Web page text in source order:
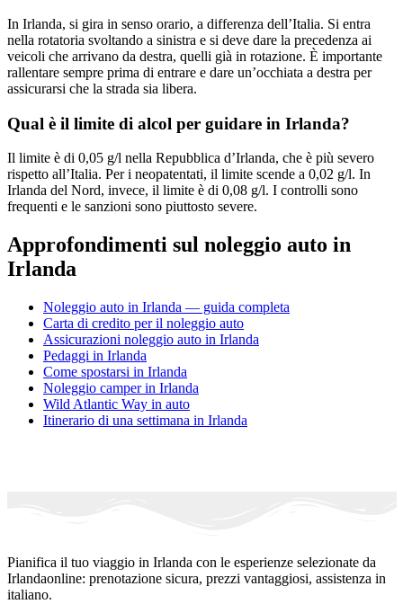
In Irlanda, si gira in senso orario, a differenza dell’Italia. Si entra
nella rotatoria svoltando a sinistra e si deve dare la precedenza ai
veicoli che arrivano da destra, quelli già in rotazione. È importante
rallentare sempre prima di entrare e dare un’occhiata a destra per
assicurarsi che la strada sia libera.
Qual è il limite di alcol per guidare in Irlanda?
Il limite è di 0,05 g/l nella Repubblica d’Irlanda, che è più severo
rispetto all’Italia. Per i neopatentati, il limite scende a 0,02 g/l. In
Irlanda del Nord, invece, il limite è di 0,08 g/l. I controlli sono
frequenti e le sanzioni sono piuttosto severe.
Approfondimenti sul noleggio auto in
Irlanda
Noleggio auto in Irlanda — guida completa
Carta di credito per il noleggio auto
Assicurazioni noleggio auto in Irlanda
Pedaggi in Irlanda
Come spostarsi in Irlanda
Noleggio camper in Irlanda
Wild Atlantic Way in auto
Itinerario di una settimana in Irlanda
Pianifica il tuo viaggio in Irlanda con le esperienze selezionate da
Irlandaonline: prenotazione sicura, prezzi vantaggiosi, assistenza in
italiano.